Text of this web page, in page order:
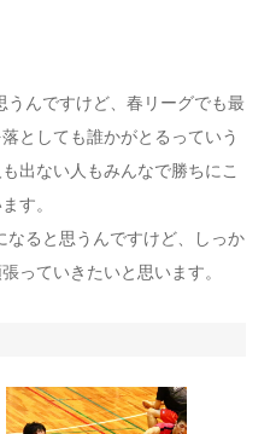
うんですけど、春リーグでも最
としても誰かがとるっていう
出ない人もみんなで勝ちにこ
す。
なると思うんですけど、しっか
っていきたいと思います。